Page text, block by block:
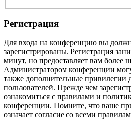
Регистрация
Для входа на конференцию вы
зарегистрированы. Регистрация
минут, но предоставляет вам более
Администратором конференции
также дополнительные привилегии
пользователей. Прежде чем
ознакомиться с правилами и
конференции. Помните, что ваше
означает согласие со всеми